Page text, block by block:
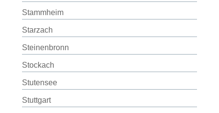
Stammheim
Starzach
Steinenbronn
Stockach
Stutensee
Stuttgart